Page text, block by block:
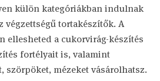
külön kategóriákban indulnak
végzettségű tortakészítők. A
ellesheted a cukorvirág-készítés
fortélyait is, valamint
szörpöket, mézeket vásárolhatsz.